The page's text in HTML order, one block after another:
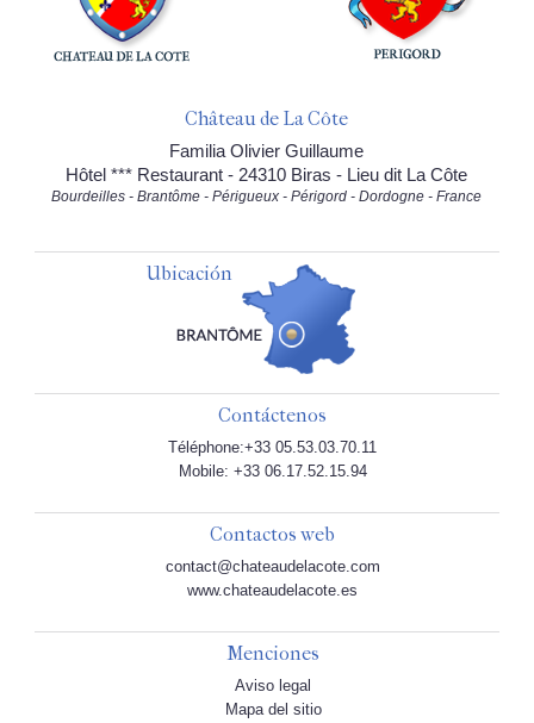
Château de La Côte
Familia Olivier Guillaume
Hôtel *** Restaurant - 24310 Biras - Lieu dit La Côte
Bourdeilles - Brantôme - Périgueux - Périgord - Dordogne - France
Ubicación
Contáctenos
Téléphone:+33 05.53.03.70.11
Mobile: +33 06.17.52.15.94
Contactos web
contact@chateaudelacote.com
www.chateaudelacote.es
Menciones
Aviso legal
Mapa del sitio